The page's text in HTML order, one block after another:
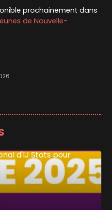
prochainement dans
de Nouvelle-
d'IJ Stats pour